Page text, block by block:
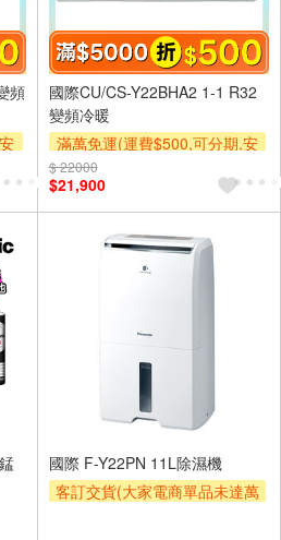
頻
國際CU/CS-Y22BHA2 1-1 R32
變頻冷暖
滿萬免運(運費$500,可分期,安
裝跨區費另計,單品未滿1萬元
及使用6期以上分期0利率,需付
基本安裝運費)
滿額折$500
$ 22000
$21,900
國際 F-Y22PN 11L除濕機
客訂交貨(大家電商單品未達萬